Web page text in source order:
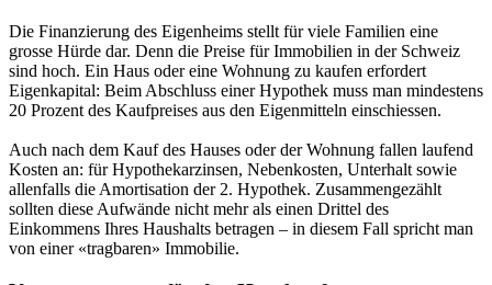
Die Finanzierung des Eigenheims stellt für viele Familien eine
grosse Hürde dar. Denn die Preise für Immobilien in der Schweiz
sind hoch. Ein Haus oder eine Wohnung zu kaufen erfordert
Eigenkapital: Beim Abschluss einer Hypothek muss man mindestens
20 Prozent des Kaufpreises aus den Eigenmitteln einschiessen.
Auch nach dem Kauf des Hauses oder der Wohnung fallen laufend
Kosten an: für Hypothekarzinsen, Nebenkosten, Unterhalt sowie
allenfalls die Amortisation der 2. Hypothek. Zusammengezählt
sollten diese Aufwände nicht mehr als einen Drittel des
Einkommens Ihres Haushalts betragen – in diesem Fall spricht man
von einer «tragbaren» Immobilie.